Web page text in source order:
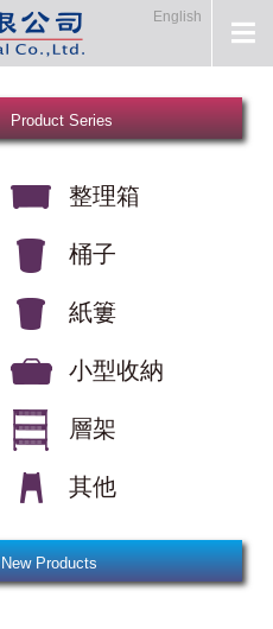
English
Product Series
整理箱
桶子
紙簍
小型收納
層架
其他
New Products